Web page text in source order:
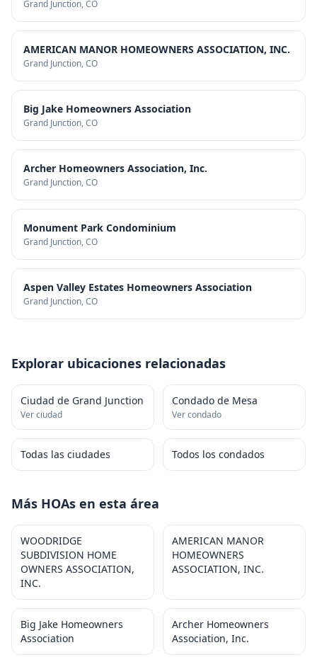
Grand Junction, CO
AMERICAN MANOR HOMEOWNERS ASSOCIATION, INC.
Grand Junction, CO
Big Jake Homeowners Association
Grand Junction, CO
Archer Homeowners Association, Inc.
Grand Junction, CO
Monument Park Condominium
Grand Junction, CO
Aspen Valley Estates Homeowners Association
Grand Junction, CO
Explorar ubicaciones relacionadas
Ciudad de Grand Junction
Ver ciudad
Condado de Mesa
Ver condado
Todas las ciudades Todos los condados
Más HOAs en esta área
WOODRIDGE
SUBDIVISION HOME
OWNERS ASSOCIATION,
INC.
AMERICAN MANOR
HOMEOWNERS
ASSOCIATION, INC.
Big Jake Homeowners
Association
Archer Homeowners
Association, Inc.